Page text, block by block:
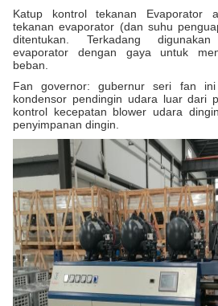
Katup kontrol tekanan Evaporator
tekanan evaporator (dan suhu
ditentukan. Terkadang
evaporator dengan gaya untuk
beban.
Fan governor: gubernur seri fan
kondensor pendingin udara luar dari
kontrol kecepatan blower udara
penyimpanan dingin.